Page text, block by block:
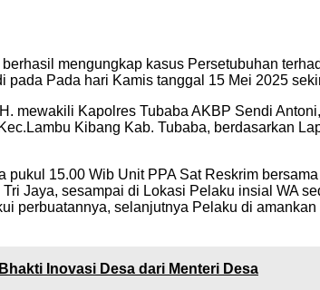
mengungkap kasus Persetubuhan
Pada hari Kamis tanggal 15 Mei 2025
mewakili Kapolres Tubaba AKBP Sendi
Kibang Kab. Tubaba, berdasarkan
15.00 Wib Unit PPA Sat Reskrim
Jaya, sesampai di Lokasi Pelaku insial WA
perbuatannya, selanjutnya Pelaku di
Inovasi Desa dari Menteri Desa